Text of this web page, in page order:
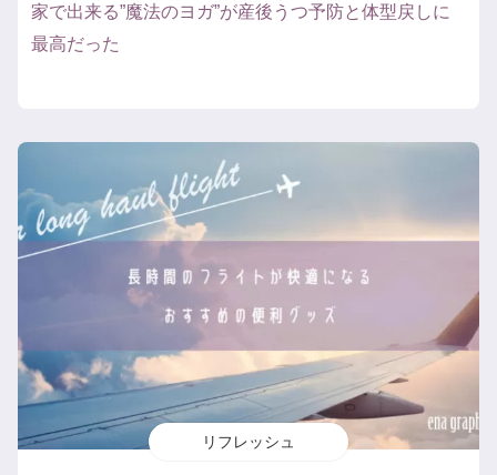
家で出来る”魔法のヨガ”が産後うつ予防と体型戻しに
最高だった
リフレッシュ